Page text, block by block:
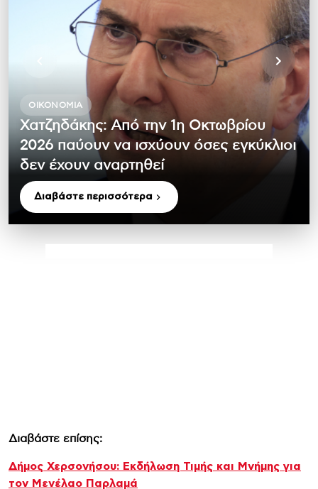
ΟΙΚΟΝΟΜΊΑ
Χατζηδάκης: Από την 1η Οκτωβρίου
2026 παύουν να ισχύουν όσες εγκύκλιοι
δεν έχουν αναρτηθεί
Διαβάστε περισσότερα
Διαβάστε επίσης:
Δήμος Χερσονήσου: Εκδήλωση Τιμής και Μνήμης για
τον Μενέλαο Παρλαμά